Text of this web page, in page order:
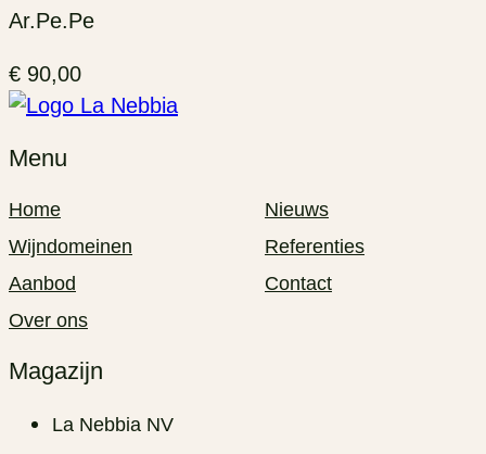
Ar.Pe.Pe
€ 90,00
Menu
Home
Wijndomeinen
Aanbod
Over ons
Nieuws
Referenties
Contact
Magazijn
La Nebbia NV